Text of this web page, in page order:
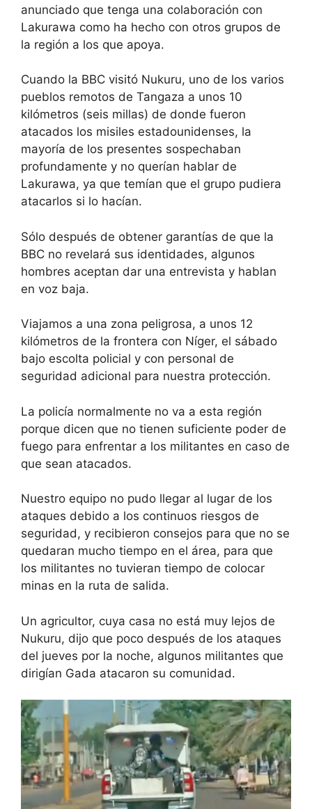
anunciado que tenga una colaboración con
Lakurawa como ha hecho con otros grupos de
la región a los que apoya.
Cuando la BBC visitó Nukuru, uno de los varios
pueblos remotos de Tangaza a unos 10
kilómetros (seis millas) de donde fueron
atacados los misiles estadounidenses, la
mayoría de los presentes sospechaban
profundamente y no querían hablar de
Lakurawa, ya que temían que el grupo pudiera
atacarlos si lo hacían.
Sólo después de obtener garantías de que la
BBC no revelará sus identidades, algunos
hombres aceptan dar una entrevista y hablan
en voz baja.
Viajamos a una zona peligrosa, a unos 12
kilómetros de la frontera con Níger, el sábado
bajo escolta policial y con personal de
seguridad adicional para nuestra protección.
La policía normalmente no va a esta región
porque dicen que no tienen suficiente poder de
fuego para enfrentar a los militantes en caso de
que sean atacados.
Nuestro equipo no pudo llegar al lugar de los
ataques debido a los continuos riesgos de
seguridad, y recibieron consejos para que no se
quedaran mucho tiempo en el área, para que
los militantes no tuvieran tiempo de colocar
minas en la ruta de salida.
Un agricultor, cuya casa no está muy lejos de
Nukuru, dijo que poco después de los ataques
del jueves por la noche, algunos militantes que
dirigían Gada atacaron su comunidad.